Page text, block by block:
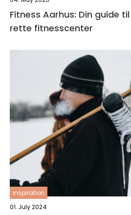
Fitness Aarhus: Din guide
rette fitnesscenter
inspiration
01. July 2024